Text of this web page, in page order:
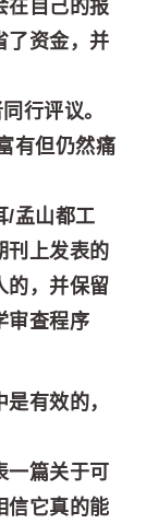
在自己的报
了资金，并
行评议。
有但仍然痛
/孟山都工
刊上发表的
的，并保留
审查程序
有效的，
篇关于可
信它真的能